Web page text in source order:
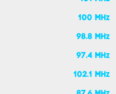
100 MHz
98.8 MHz
97.4 MHz
102.1 MHz